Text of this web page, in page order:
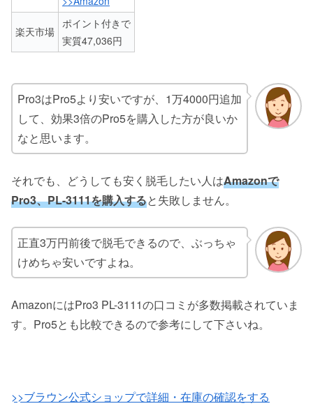
楽天市場
ポイント付きで
実質47,036円
Pro3はPro5より安いですが、1万4000円追加
して、効果3倍のPro5を購入した方が良いか
なと思います。
それでも、どうしても安く脱毛したい人はAmazonで
Pro3、PL-3111を購入すると失敗しません。
正直3万円前後で脱毛できるので、ぶっちゃ
けめちゃ安いですよね。
AmazonにはPro3 PL-3111の口コミが多数掲載されていま
す。Pro5とも比較できるので参考にして下さいね。
>>ブラウン公式ショップで詳細・在庫の確認をする